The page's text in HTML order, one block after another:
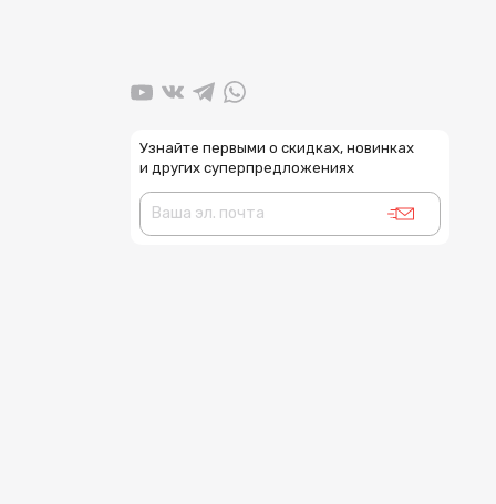
Узнайте первыми о скидках, новинках
и других суперпредложениях